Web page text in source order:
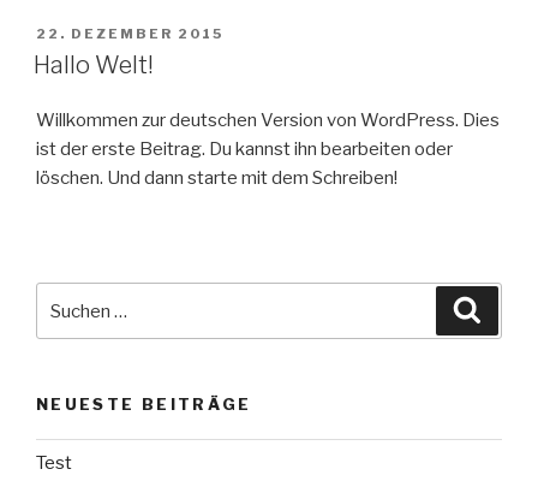
VERÖFFENTLICHT
AM
22. DEZEMBER 2015
Hallo Welt!
Willkommen zur deutschen Version von WordPress. Dies
ist der erste Beitrag. Du kannst ihn bearbeiten oder
löschen. Und dann starte mit dem Schreiben!
NEUESTE BEITRÄGE
Test